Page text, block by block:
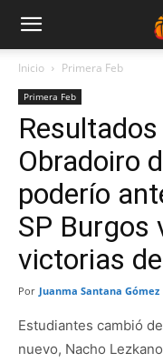
Inicio Primera Feb
Primera Feb
Obradoiro
poderío
SP Burgos
victorias
Por Juanma Santana Gómez
Estudiantes cambió
nuevo, Nacho